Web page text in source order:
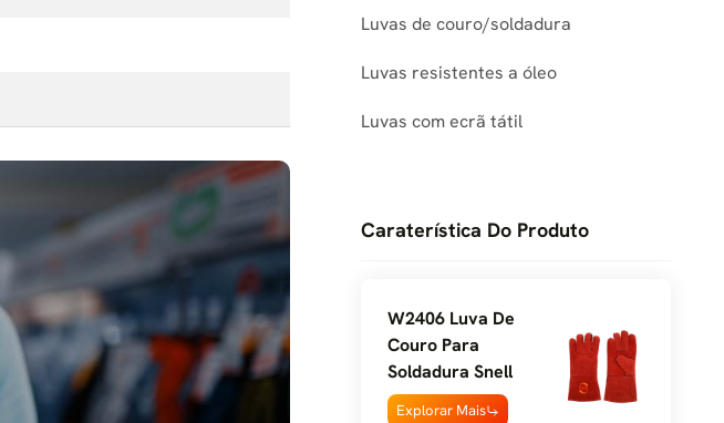
Luvas de couro/soldadura
Luvas resistentes a óleo
Luvas com ecrã tátil
Caraterística Do Produto
W2406 Luva De
Couro Para
Soldadura Snell
Explorar Mais